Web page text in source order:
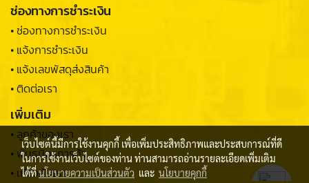
ช่องทางการชำระเงิน
• ช่องทางการชำระเงิน
• แจ้งการชำระเงิน
• แจ้งเลขพัสดุส่งสินค้า
• ติดต่อเรา
เพิ่มเติม
• ลูกค้าของเรา
• พันธมิตรการค้า
• เกี่ยวกับเรา
เว็บไซต์นี้มีการใช้งานคุกกี้ เพื่อเพิ่มประสิทธิภาพและประสบการณ์ที่ดี
ในการใช้งานเว็บไซต์ของท่าน ท่านสามารถอ่านรายละเอียดเพิ่มเติม
ได้ที่นโยบายความเป็นส่วนตัว และ นโยบายคุกกี้